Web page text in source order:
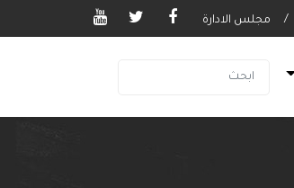
/ مجلس الادارة